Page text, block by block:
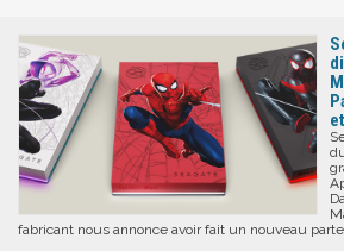
fabricant nous annonce avoir fait un nouveau